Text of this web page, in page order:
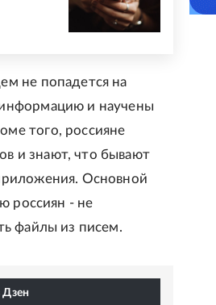
не попадется на
и научены
того, россияне
и знают, что бывают
Основной
россиян - не
файлы из писем.